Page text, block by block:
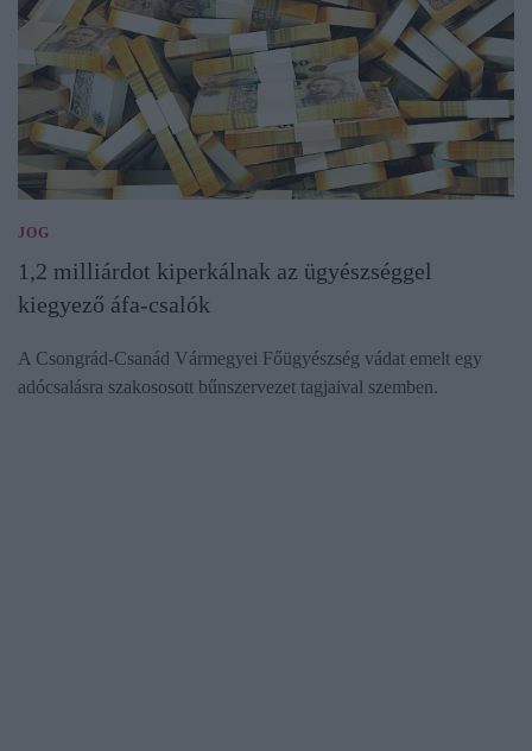
JOG
1,2 milliárdot kiperkálnak az ügyészséggel
kiegyező áfa-csalók
A Csongrád-Csanád Vármegyei Főügyészség vádat emelt egy
adócsalásra szakososott bűnszervezet tagjaival szemben.